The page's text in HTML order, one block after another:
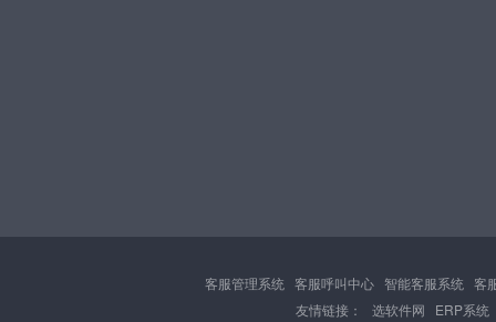
客服管理系统 客服呼叫中心 智能客服系统 客
友情链接：
选软件网 ERP系统